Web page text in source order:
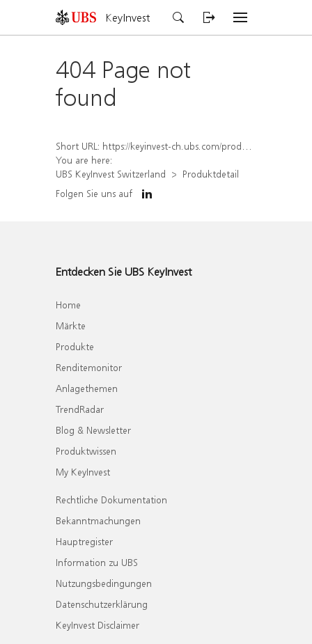
KeyInvest
404 Page not
found
Short URL: https://keyinvest-ch.ubs.com/produkt/detail/index/isin/CH1581940140
You are here:
UBS KeyInvest Switzerland
Produktdetail
Folgen Sie uns auf
Entdecken Sie UBS KeyInvest
Home
Märkte
Produkte
Renditemonitor
Anlagethemen
TrendRadar
Blog & Newsletter
Produktwissen
My KeyInvest
Rechtliche Dokumentation
Bekanntmachungen
Hauptregister
Information zu UBS
Nutzungsbedingungen
Datenschutzerklärung
KeyInvest Disclaimer